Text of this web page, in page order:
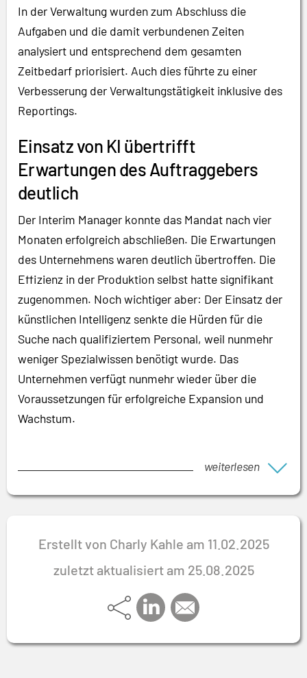
In der Verwaltung wurden zum Abschluss die
Aufgaben und die damit verbundenen Zeiten
analysiert und entsprechend dem gesamten
Zeitbedarf priorisiert. Auch dies führte zu einer
Verbesserung der Verwaltungstätigkeit inklusive des
Reportings.
Einsatz von KI übertrifft
Erwartungen des Auftraggebers
deutlich
Der Interim Manager konnte das Mandat nach vier
Monaten erfolgreich abschließen. Die Erwartungen
des Unternehmens waren deutlich übertroffen. Die
Effizienz in der Produktion selbst hatte signifikant
zugenommen. Noch wichtiger aber: Der Einsatz der
künstlichen Intelligenz senkte die Hürden für die
Suche nach qualifiziertem Personal, weil nunmehr
weniger Spezialwissen benötigt wurde. Das
Unternehmen verfügt nunmehr wieder über die
Voraussetzungen für erfolgreiche Expansion und
Wachstum.
weiterlesen
Erstellt von Charly Kahle am 11.02.2025
zuletzt aktualisiert am 25.08.2025